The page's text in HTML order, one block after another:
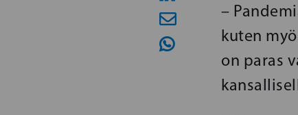
–
kuten
on paras